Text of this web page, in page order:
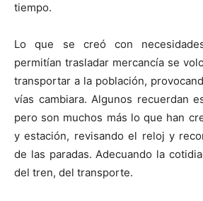
tiempo.
Lo que se creó con
permitían trasladar mercancía se
transportar a la población,
vías cambiara. Algunos recuerdan
pero son muchos más lo que han
y estación, revisando el reloj y
de las paradas. Adecuando la
del tren, del transporte.